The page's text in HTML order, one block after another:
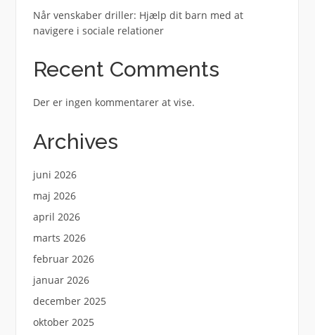
Når venskaber driller: Hjælp dit barn med at
navigere i sociale relationer
Recent Comments
Der er ingen kommentarer at vise.
Archives
juni 2026
maj 2026
april 2026
marts 2026
februar 2026
januar 2026
december 2025
oktober 2025